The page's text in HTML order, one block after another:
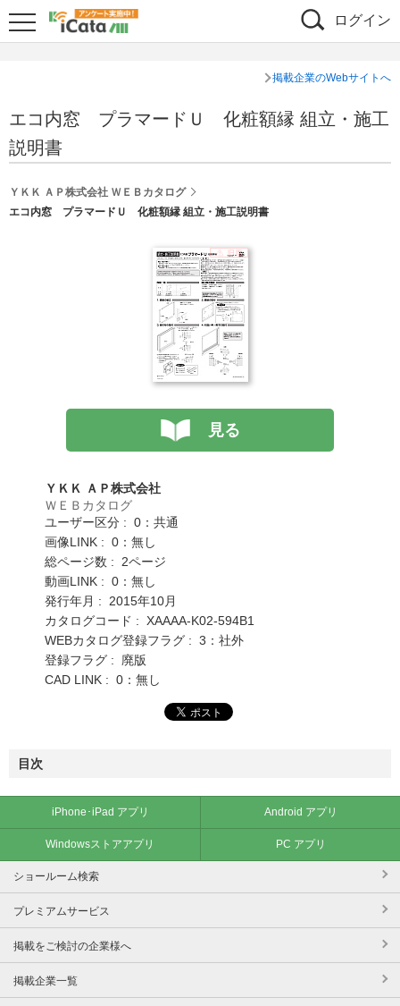
ログイン
掲載企業のWebサイトへ
エコ内窓 プラマードＵ 化粧額縁 組立・施工
説明書
ＹＫＫ ＡＰ株式会社 ＷＥＢカタログ
エコ内窓 プラマードＵ 化粧額縁 組立・施工説明書
見る
ＹＫＫ ＡＰ株式会社
ＷＥＢカタログ
ユーザー区分 : 0：共通
画像LINK : 0：無し
総ページ数 : 2ページ
動画LINK : 0：無し
発行年月 : 2015年10月
カタログコード : XAAAA-K02-594B1
WEBカタログ登録フラグ : 3：社外
登録フラグ : 廃版
CAD LINK : 0：無し
目次
iPhone･iPad アプリ Android アプリ
Windowsストアアプリ PC アプリ
ショールーム検索
プレミアムサービス
掲載をご検討の企業様へ
掲載企業一覧